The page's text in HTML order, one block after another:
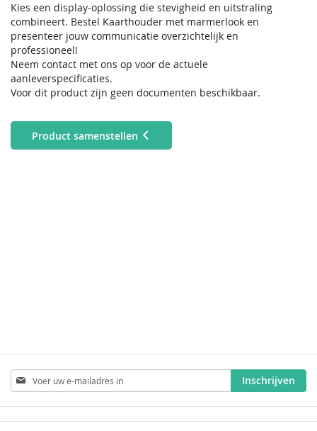
Kies een display-oplossing die stevigheid en uitstraling
combineert. Bestel Kaarthouder met marmerlook en
presenteer jouw communicatie overzichtelijk en
professioneel!
Neem contact met ons op voor de actuele
aanleverspecificaties.
Voor dit product zijn geen documenten beschikbaar.
Product samenstellen
Abonneer
u
op
onze
Inschrijven